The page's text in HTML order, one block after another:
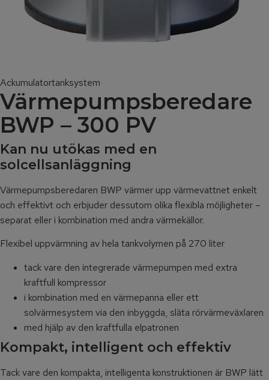
Ackumulatortanksystem
Värme­pumps­beredare
BWP – 300 PV
Kan nu utökas med en
solcellsanläggning
Värmepumpsberedaren BWP värmer upp värmevattnet enkelt
och effektivt och erbjuder dessutom olika flexibla möjligheter –
separat eller i kombination med andra värmekällor.
Flexibel uppvärmning av hela tankvolymen på 270 liter
tack vare den integrerade värmepumpen med extra
kraftfull kompressor
i kombination med en värmepanna eller ett
solvärmesystem via den inbyggda, släta rörvärmeväxlaren
med hjälp av den kraftfulla elpatronen
Kompakt, intelligent och effektiv
Tack vare den kompakta, intelligenta konstruktionen är BWP lätt